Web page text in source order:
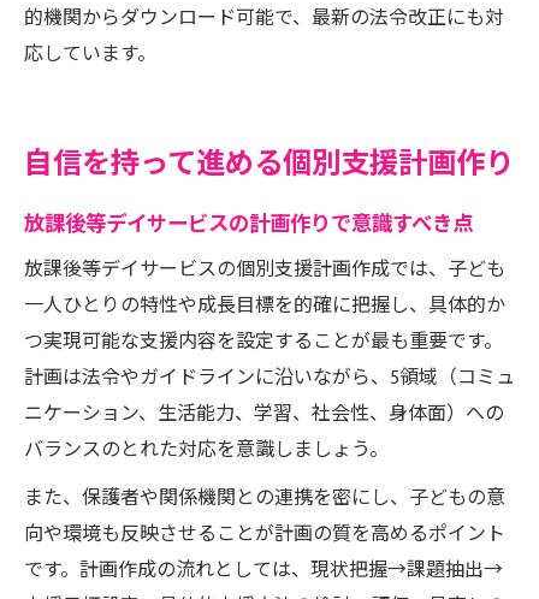
的機関からダウンロード可能で、最新の法令改正にも対
応しています。
自信を持って進める個別支援計画作り
放課後等デイサービスの計画作りで意識すべき点
放課後等デイサービスの個別支援計画作成では、子ども
一人ひとりの特性や成長目標を的確に把握し、具体的か
つ実現可能な支援内容を設定することが最も重要です。
計画は法令やガイドラインに沿いながら、5領域（コミュ
ニケーション、生活能力、学習、社会性、身体面）への
バランスのとれた対応を意識しましょう。
また、保護者や関係機関との連携を密にし、子どもの意
向や環境も反映させることが計画の質を高めるポイント
です。計画作成の流れとしては、現状把握→課題抽出→